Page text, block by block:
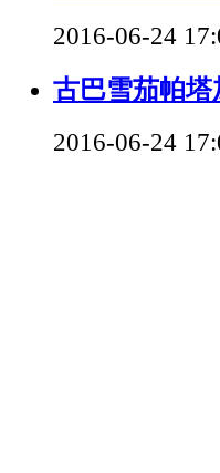
2016-06-24
古巴雪茄帕塔
2016-06-24